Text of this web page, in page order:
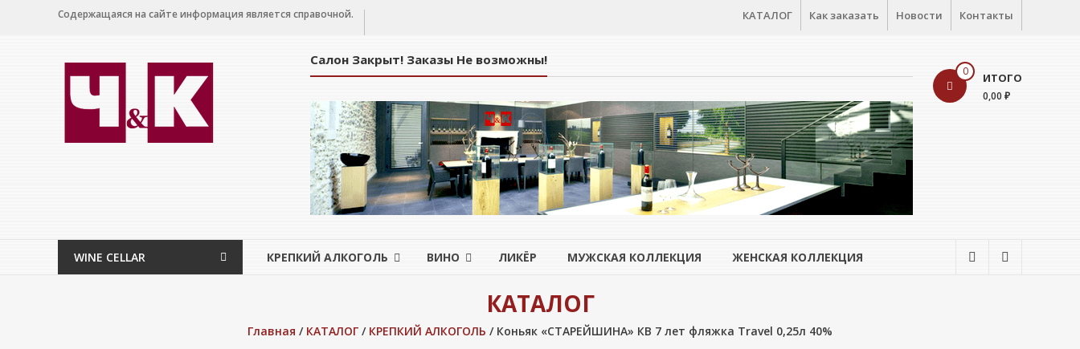
Содержащаяся на сайте информация является справочной. КАТАЛОГ Как заказать Новости Контакты
WINE
CELLAR
0 ИТОГО
0,00 ₽
Салон Закрыт! Заказы Не возможны!
WINE CELLAR КРЕПКИЙ АЛКОГОЛЬ ВИНО ЛИКЁР МУЖСКАЯ КОЛЛЕКЦИЯ ЖЕНСКАЯ КОЛЛЕКЦИЯ
КАТАЛОГ
Главная / КАТАЛОГ / КРЕПКИЙ АЛКОГОЛЬ / Коньяк «СТАРЕЙШИНА» КВ 7 лет фляжка Travel 0,25л 40%